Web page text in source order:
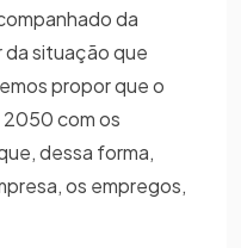
da
situação que
propor que o
com os
dessa forma,
os empregos,